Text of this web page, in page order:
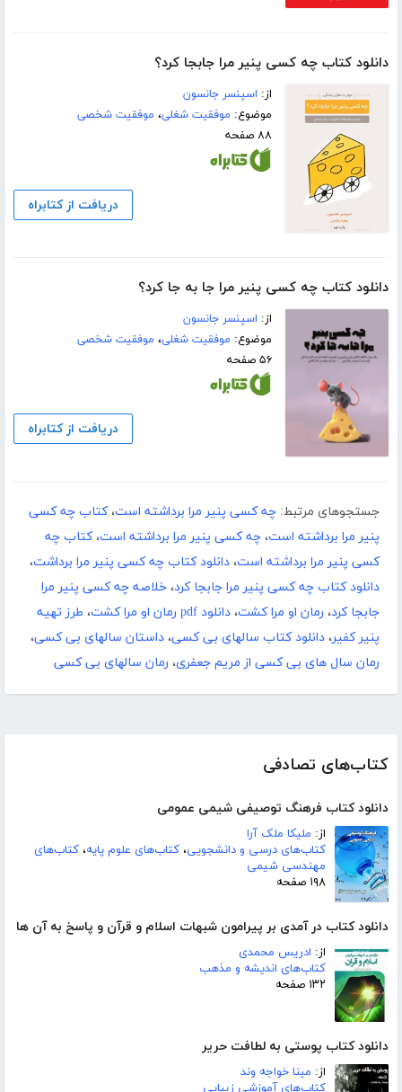
کتاب‌های تصادفی
دانلود کتاب فرهنگ توصیفی شیمی عمومی
از: ملیکا ملک آرا
کتاب‌های درسی و دانشجویی، کتاب‌های علوم پایه، کتاب‌های
مهندسی شیمی
۱۹۸ صفحه
دانلود کتاب در آمدی بر پیرامون شبهات اسلام و قرآن و پاسخ به آن ها
از: ادریس محمدی
کتاب‌های اندیشه و مذهب
۱۳۲ صفحه
دانلود کتاب پوستی به لطافت حریر
از: مینا خواجه وند
کتاب‌های آموزشی زیبایی
دانلود کتاب چه کسی پنیر مرا جابجا کرد؟
از: اسپنسر جانسون
موضوع: موفقیت شغلی، موفقیت شخصی
۸۸ صفحه
دریافت از کتابراه
دانلود کتاب چه کسی پنیر مرا جا به جا کرد؟
از: اسپنسر جانسون
موضوع: موفقیت شغلی، موفقیت شخصی
۵۶ صفحه
دریافت از کتابراه
جستجوهای مرتبط: چه کسی پنیر مرا برداشته است،کتاب چه کسی
پنیر مرا برداشته است، چه کسی پنیر مرا برداشته است،کتاب چه
کسی پنیر مرا برداشته است، دانلود کتاب چه کسی پنیر مرا برداشت،
دانلود کتاب چه کسی پنیر مرا جابجا کرد، خلاصه چه کسی پنیر مرا
جابجا کرد، رمان او مرا کشت، دانلود pdf رمان او مرا کشت ، طرز تهیه
پنیر کفیر، دانلود کتاب سالهای بی کسی، داستان سالهای بی کسی،
رمان سال های بی کسی از مریم جعفری، رمان سالهای بی کسی